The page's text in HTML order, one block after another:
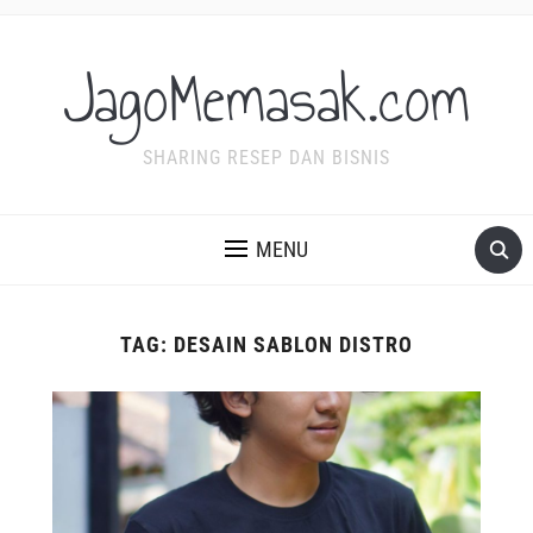
JagoMemasak.com
SHARING RESEP DAN BISNIS
MENU
TAG: DESAIN SABLON DISTRO